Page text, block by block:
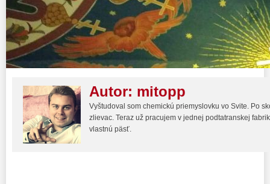
Zoznam blogov
Komerčné blogy
Autor: mitopp
Vyštudoval som chemickú priemyslovku vo Svite. Po
zlievac. Teraz už pracujem v jednej podtatranskej
vlastnú päsť.